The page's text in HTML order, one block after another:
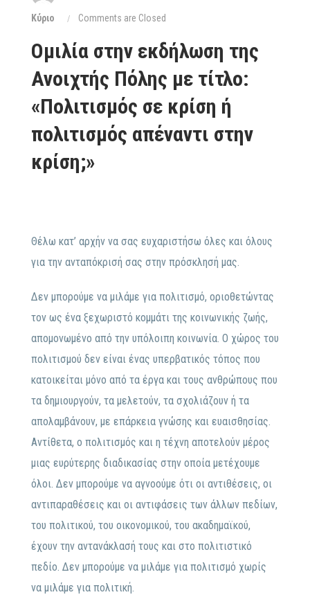
Κύριο Comments are Closed
Ομιλία στην εκδήλωση της
Ανοιχτής Πόλης με τίτλο:
«Πολιτισμός σε κρίση ή
πολιτισμός απέναντι στην
κρίση;»
Θέλω κατ’ αρχήν να σας ευχαριστήσω όλες και όλους
για την ανταπόκρισή σας στην πρόσκλησή μας.
Δεν μπορούμε να μιλάμε για πολιτισμό, οριοθετώντας
τον ως ένα ξεχωριστό κομμάτι της κοινωνικής ζωής,
απομονωμένο από την υπόλοιπη κοινωνία. Ο χώρος του
πολιτισμού δεν είναι ένας υπερβατικός τόπος που
κατοικείται μόνο από τα έργα και τους ανθρώπους που
τα δημιουργούν, τα μελετούν, τα σχολιάζουν ή τα
απολαμβάνουν, με επάρκεια γνώσης και ευαισθησίας.
Αντίθετα, ο πολιτισμός και η τέχνη αποτελούν μέρος
μιας ευρύτερης διαδικασίας στην οποία μετέχουμε
όλοι. Δεν μπορούμε να αγνοούμε ότι οι αντιθέσεις, οι
αντιπαραθέσεις και οι αντιφάσεις των άλλων πεδίων,
του πολιτικού, του οικονομικού, του ακαδημαϊκού,
έχουν την αντανάκλασή τους και στο πολιτιστικό
πεδίο. Δεν μπορούμε να μιλάμε για πολιτισμό χωρίς
να μιλάμε για πολιτική.